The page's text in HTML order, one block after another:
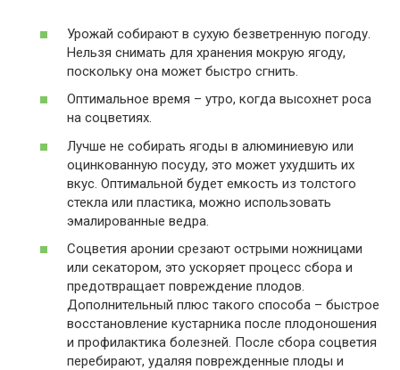
Урожай собирают в сухую безветренную погоду.
Нельзя снимать для хранения мокрую ягоду,
поскольку она может быстро сгнить.
Оптимальное время – утро, когда высохнет роса
на соцветиях.
Лучше не собирать ягоды в алюминиевую или
оцинкованную посуду, это может ухудшить их
вкус. Оптимальной будет емкость из толстого
стекла или пластика, можно использовать
эмалированные ведра.
Соцветия аронии срезают острыми ножницами
или секатором, это ускоряет процесс сбора и
предотвращает повреждение плодов.
Дополнительный плюс такого способа – быстрое
восстановление кустарника после плодоношения
и профилактика болезней. После сбора соцветия
перебирают, удаляя поврежденные плоды и